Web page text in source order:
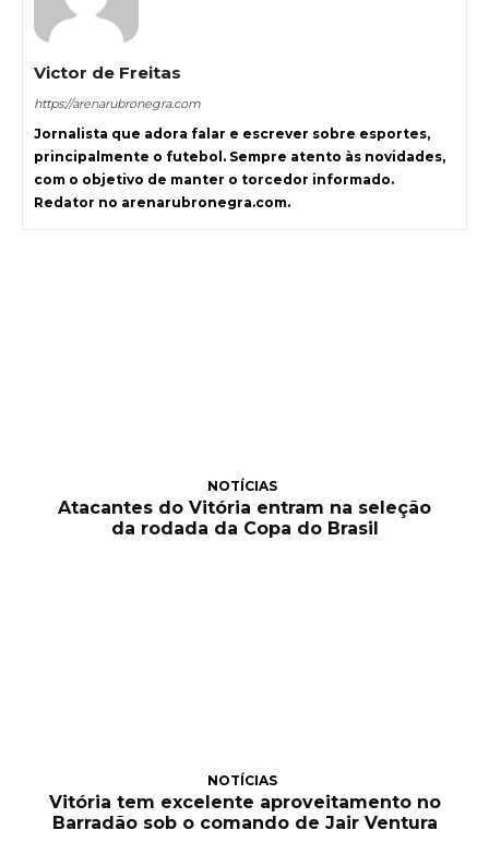
Victor de Freitas
https://arenarubronegra.com
Jornalista que adora falar e escrever sobre esportes,
principalmente o futebol. Sempre atento às novidades,
com o objetivo de manter o torcedor informado.
Redator no arenarubronegra.com.
NOTÍCIAS
Atacantes do Vitória entram na seleção
da rodada da Copa do Brasil
NOTÍCIAS
Vitória tem excelente aproveitamento no
Barradão sob o comando de Jair Ventura